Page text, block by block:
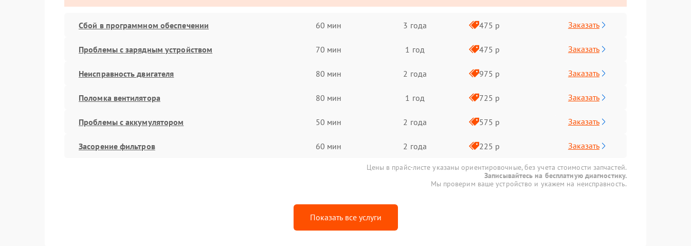
Сбой в программном обеспечении 60 мин 3 года 475 р Заказать
Проблемы с зарядным устройством 70 мин 1 год 475 р Заказать
Неисправность двигателя 80 мин 2 года 975 р Заказать
Поломка вентилятора 80 мин 1 год 725 р Заказать
Проблемы с аккумулятором 50 мин 2 года 575 р Заказать
Засорение фильтров 60 мин 2 года 225 р Заказать
Цены в прайс-листе указаны ориентировочные, без учета стоимости запчастей.
Записывайтесь на бесплатную диагностику.
Мы проверим ваше устройство и укажем на неисправность.
Показать все услуги